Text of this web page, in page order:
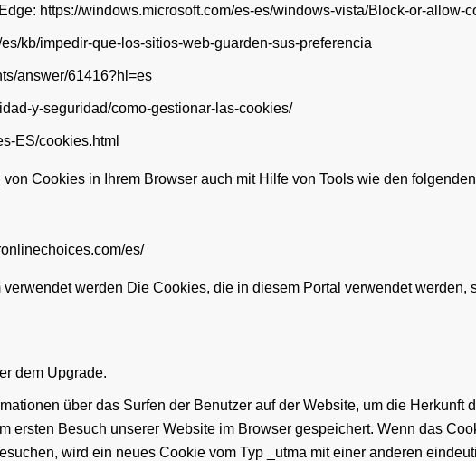
https://windows.microsoft.com/es-es/windows-vista/Block-or-allow-
kb/impedir-que-los-sitios-web-guarden-sus-preferencia
answer/61416?hl=es
y-seguridad/como-gestionar-las-cookies/
ES/cookies.html
Cookies in Ihrem Browser auch mit Hilfe von Tools wie den
es/
werden Die Cookies, die in diesem Portal verwendet werden,
dem Upgrade.
über das Surfen der Benutzer auf der Website, um die Herkunft
ersten Besuch unserer Website im Browser gespeichert. Wenn das
wird ein neues Cookie vom Typ _utma mit einer anderen